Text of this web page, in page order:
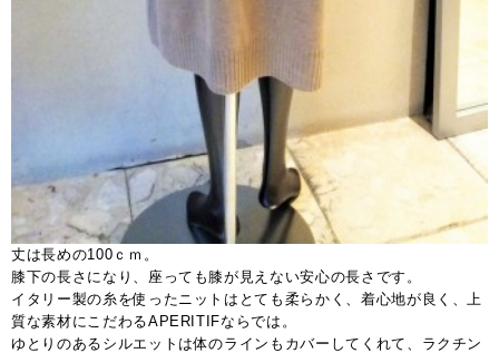
丈は長めの100ｃｍ。
膝下の長さになり、座っても膝が見えない安心の長さです。
イタリー製の糸を使ったニットはとても柔らかく、着心地が良く、上
質な素材にこだわるAPERITIFならでは。
ゆとりのあるシルエットは体のラインもカバーしてくれて、ラクチン